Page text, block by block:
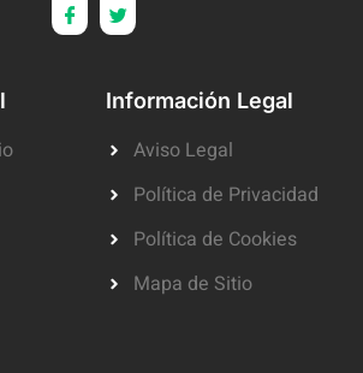
Información Legal
Aviso Legal
Política de Privacidad
Política de Cookies
Mapa de Sitio